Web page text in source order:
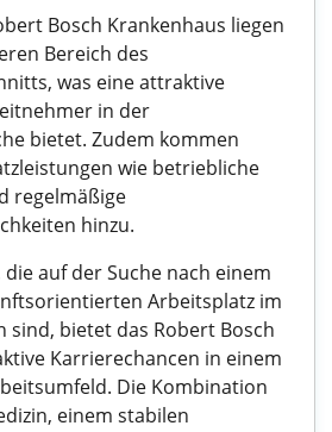
Bosch Krankenhaus liegen
Bereich des
was eine attraktive
in der
bietet. Zudem kommen
wie betriebliche
regelmäßige
hinzu.
auf der Suche nach einem
Arbeitsplatz im
sind, bietet das Robert Bosch
Karrierechancen in einem
Die Kombination
einem stabilen